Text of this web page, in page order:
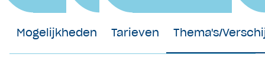
Samenwerkingen
Werken bij
Over Ons
Mogelijkheden Tarieven Thema's/